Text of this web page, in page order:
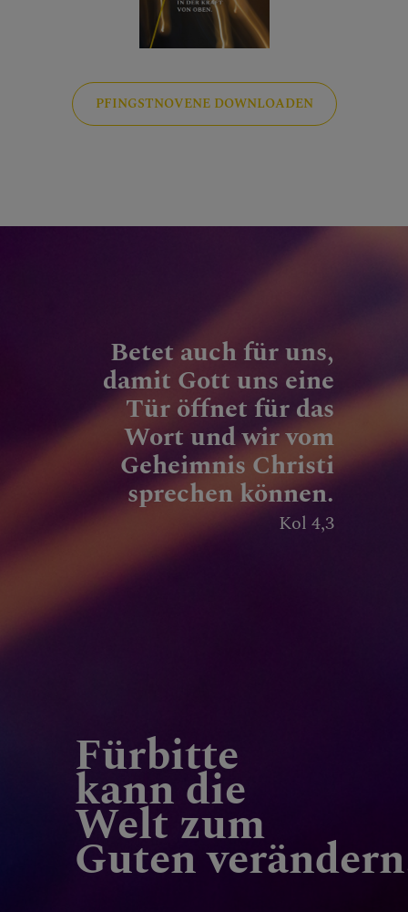
PFINGSTNOVENE DOWNLOADEN
Betet auch für uns,
damit Gott uns eine
Tür öffnet für das
Wort und wir vom
Geheimnis Christi
sprechen können.
Kol 4,3
Fürbitte
kann die
Welt zum
Guten